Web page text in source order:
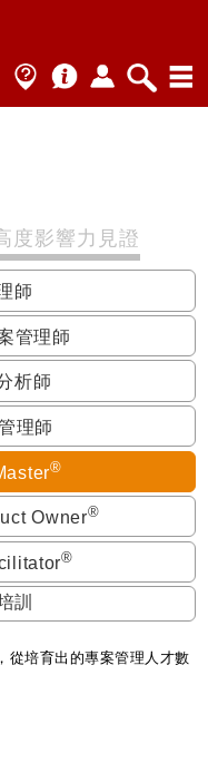
度影響力見證
師
管理師
析師
理師
®
Owner®
®
訓
從培育出的專案管理人才數